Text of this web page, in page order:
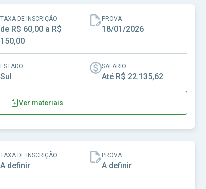
TAXA DE INSCRIÇÃO
de R$ 60,00 a R$
150,00
PROVA
18/01/2026
ESTADO
Sul
SALÁRIO
Até R$ 22.135,62
Ver materiais
TAXA DE INSCRIÇÃO
A definir
PROVA
A definir